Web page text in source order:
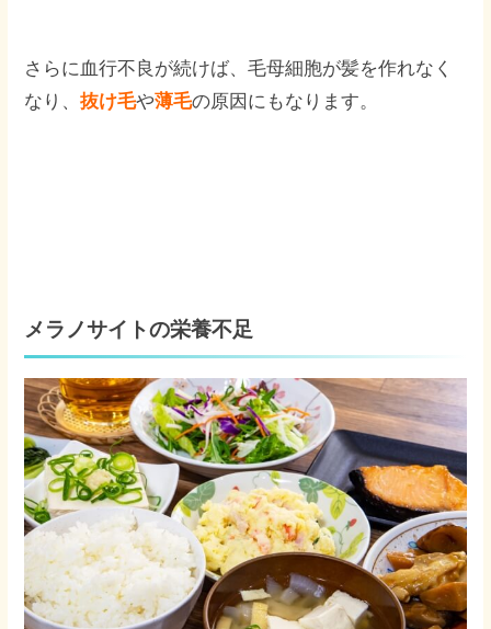
さらに血行不良が続けば、毛母細胞が髪を作れなく
なり、抜け毛や薄毛の原因にもなります。
メラノサイトの栄養不足